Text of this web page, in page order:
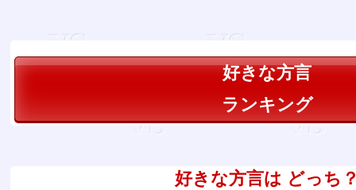
好きな方言
ランキング
好きな方言は どっち？